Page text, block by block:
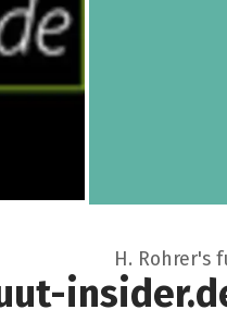
H. Rohrer's